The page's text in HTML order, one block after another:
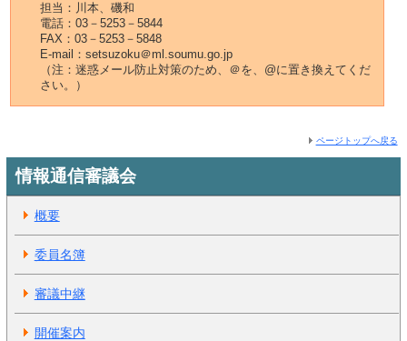
担当：川本、磯和
電話：03－5253－5844
FAX：03－5253－5848
E-mail：setsuzoku＠ml.soumu.go.jp
（注：迷惑メール防止対策のため、＠を、@に置き換えてくだ
さい。）
ページトップへ戻る
情報通信審議会
概要
委員名簿
審議中継
開催案内